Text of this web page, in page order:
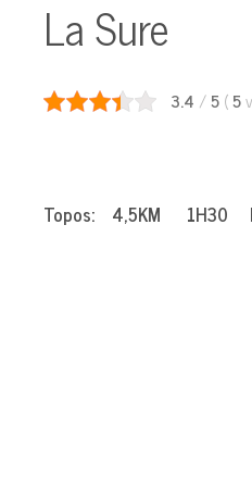
La Sure
3.4 /5 (5
Topos: 4,5KM 1H30